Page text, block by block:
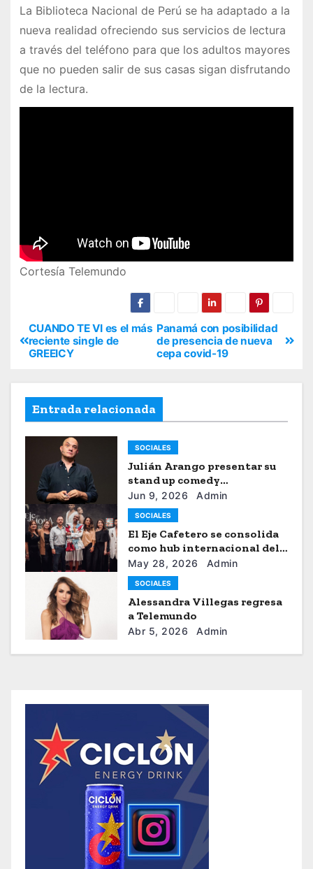
La Biblioteca Nacional de Perú se ha adaptado a la
nueva realidad ofreciendo sus servicios de lectura
a través del teléfono para que los adultos mayores
que no pueden salir de sus casas sigan disfrutando
de la lectura.
Cortesía Telemundo
Panamá con posibilidad
de presencia de nueva
cepa covid-19
CUANDO TE VI es el más
reciente single de
GREEICY
Entrada relacionada
SOCIALES
Julián Arango presentar su
stand up comedy
“Julianchou”
Jun 9, 2026 Admin
SOCIALES
El Eje Cafetero se consolida
como hub internacional del
sistema moda
May 28, 2026 Admin
SOCIALES
Alessandra Villegas regresa
a Telemundo
Abr 5, 2026 Admin